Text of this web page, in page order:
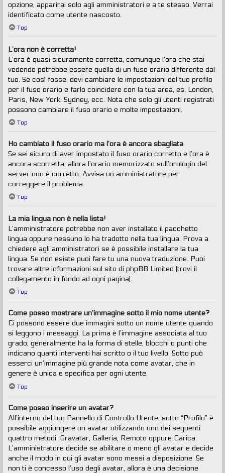
opzione, apparirai solo agli amministratori e a te stesso. Verrai
identificato come utente nascosto.
Top
L’ora non è corretta!
L’ora è quasi sicuramente corretta, comunque l’ora che stai
vedendo potrebbe essere quella di un fuso orario differente dal
tuo. Se così fosse, devi cambiare le impostazioni del tuo profilo
per il fuso orario e farlo coincidere con la tua area, es. London,
Paris, New York, Sydney, ecc. Nota che solo gli utenti registrati
possono cambiare il fuso orario e molte impostazioni.
Top
Ho cambiato il fuso orario ma l’ora è ancora sbagliata
Se sei sicuro di aver impostato il fuso orario corretto e l’ora è
ancora scorretta, allora l’orario memorizzato sull’orologio del
server non è corretto. Avvisa un amministratore per
correggere il problema.
Top
La mia lingua non è nella lista!
L’amministratore potrebbe non aver installato il pacchetto
lingua oppure nessuno lo ha tradotto nella tua lingua. Prova a
chiedere agli amministratori se è possibile installare la tua
lingua. Se non esiste puoi fare tu una nuova traduzione. Puoi
trovare altre informazioni sul sito di phpBB Limited (trovi il
collegamento in fondo ad ogni pagina).
Top
Come posso mostrare un’immagine sotto il mio nome utente?
Ci possono essere due immagini sotto un nome utente quando
si leggono i messaggi. La prima è l’immagine associata al tuo
grado, generalmente ha la forma di stelle, blocchi o punti che
indicano quanti interventi hai scritto o il tuo livello. Sotto può
esserci un’immagine più grande nota come avatar, che in
genere è unica e specifica per ogni utente.
Top
Come posso inserire un avatar?
All’interno del tuo Pannello di Controllo Utente, sotto “Profilo” è
possibile aggiungere un avatar utilizzando uno dei seguenti
quattro metodi: Gravatar, Galleria, Remoto oppure Carica.
L’amministratore decide se abilitare o meno gli avatar e decide
anche il modo in cui gli avatar sono messi a disposizione. Se
non ti è concesso l’uso degli avatar, allora è una decisione